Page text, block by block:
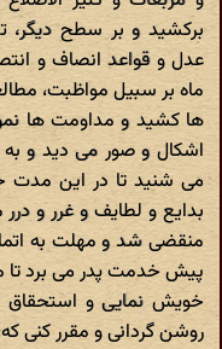
برکشید و بر سطح دیگر،
عدل و قواعد انصاف و
ماه بر سبیل مواظبت،
ها کشید و مداومت ها
اشکال و صور می دید و
می شنید تا در این مدت
بدایع و لطایف و غرر و
منقضی شد و مهلت به
پیش خدمت پدر می برد
خویش نمایی و
روشن گردانی و مقرر کنی